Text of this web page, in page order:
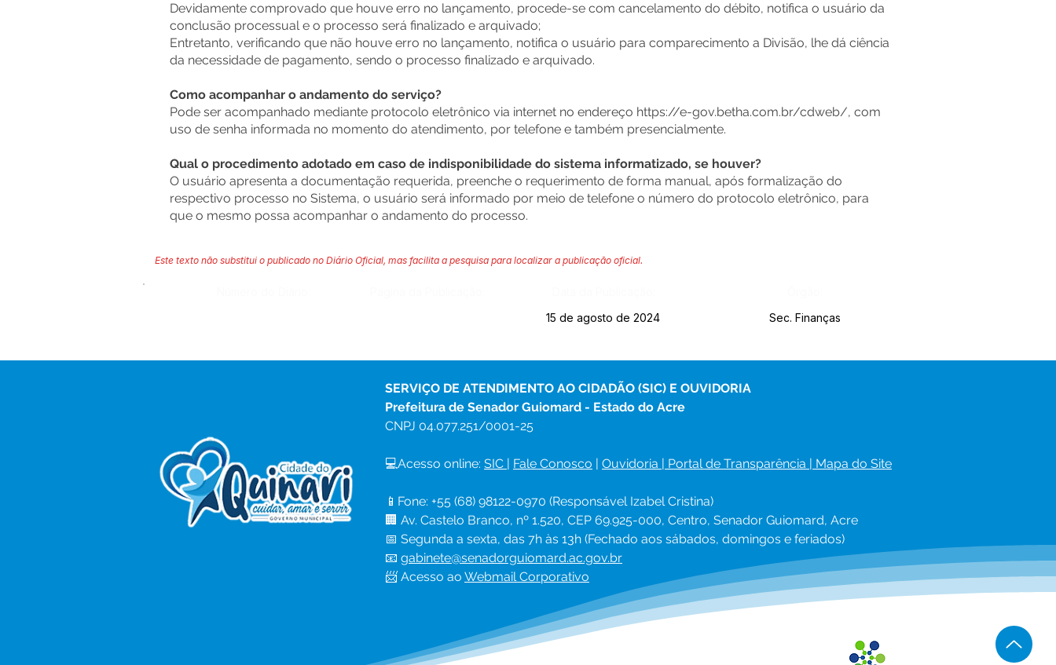
Devidamente comprovado que houve erro no lançamento, procede-se com cancelamento do débito, notifica o usuário da
conclusão processual e o processo será finalizado e arquivado;
Entretanto, verificando que não houve erro no lançamento, notifica o usuário para comparecimento a Divisão, lhe dá ciência
da necessidade de pagamento, sendo o processo finalizado e arquivado.
Como acompanhar o andamento do serviço?
Pode ser acompanhado mediante protocolo eletrônico via internet no endereço https://e-gov.betha.com.br/cdweb/, com
uso de senha informada no momento do atendimento, por telefone e também presencialmente.
Qual o procedimento adotado em caso de indisponibilidade do sistema informatizado, se houver?
O usuário apresenta a documentação requerida, preenche o requerimento de forma manual, após formalização do
respectivo processo no Sistema, o usuário será informado por meio de telefone o número do protocolo eletrônico, para
que o mesmo possa acompanhar o andamento do processo.
Este texto não substitui o publicado no Diário Oficial, mas facilita a pesquisa para localizar a publicação oficial.
15 de agosto de 2024
Sec. Finanças
SERVIÇO DE ATENDIMENTO AO CIDADÃO (SIC) E OUVIDORIA
Prefeitura de Senador Guiomard - Estado do Acre
CNPJ 04.077.251/0001-25
💻Acesso online: SIC | Fale Conosco | Ouvidoria | Portal de Transparência | Mapa do Site
📱Fone: +55 (68) 98122-0970 (Responsável Izabel Cristina)
🏢 Av. Castelo Branco, nº 1.520, CEP 69.925-000, Centro, Senador Guiomard, Acre
📅 Segunda a sexta, das 7h às 13h (Fechado aos sábados, domingos e feriados)
📧 gabinete@senadorguiomard.ac.gov.br
📨 Acesso ao Webmail Corporativo